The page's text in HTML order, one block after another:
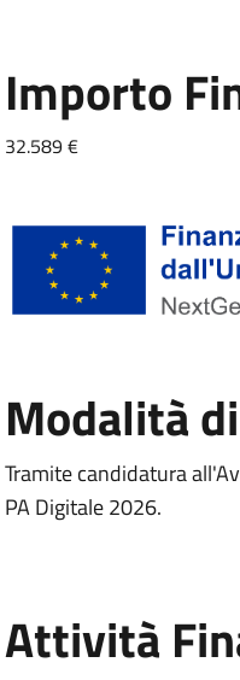
Importo
32.589 €
Modalità
Tramite candidatura
PA Digitale 2026.
Attività